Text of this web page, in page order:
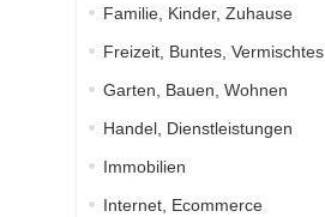
Familie, Kinder, Zuhause
Freizeit, Buntes, Vermischtes
Garten, Bauen, Wohnen
Handel, Dienstleistungen
Immobilien
Internet, Ecommerce